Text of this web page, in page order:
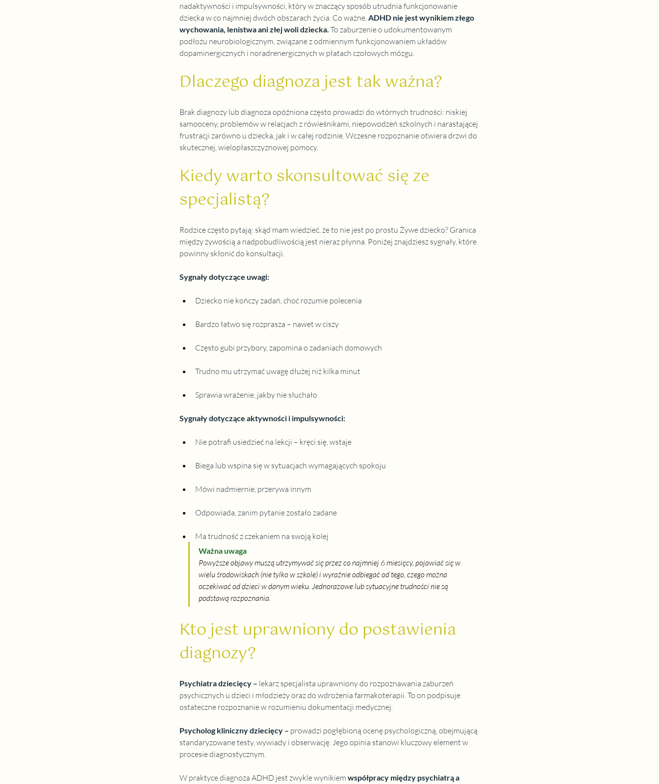
nadaktywności i impulsywności, który w znaczący sposób utrudnia funkcjonowanie
dziecka w co najmniej dwóch obszarach życia. Co ważne,ADHD nie jest wynikiem złego
wychowania, lenistwa ani złej woli dziecka. To zaburzenie o udokumentowanym
podłożu neurobiologicznym, związane z odmiennym funkcjonowaniem układów
dopaminergicznych i noradrenergicznych w płatach czołowych mózgu.
Dlaczego diagnoza jest tak ważna?
Brak diagnozy lub diagnoza opóźniona często prowadzi do wtórnych trudności: niskiej
samooceny, problemów w relacjach z rówieśnikami, niepowodzeń szkolnych i narastającej
frustracji zarówno u dziecka, jak i w całej rodzinie. Wczesne rozpoznanie otwiera drzwi do
skutecznej, wielopłaszczyznowej pomocy.
Kiedy warto skonsultować się ze
specjalistą?
Rodzice często pytają: skąd mam wiedzieć, że to nie jest po prostu Żywe dziecko? Granica
między żywością a nadpobudliwością jest nieraz płynna. Poniżej znajdziesz sygnały, które
powinny skłonić do konsultacji.
Sygnały dotyczące uwagi:
Dziecko nie kończy zadań, choć rozumie polecenia
Bardzo łatwo się rozprasza – nawet w ciszy
Często gubi przybory, zapomina o zadaniach domowych
Trudno mu utrzymać uwagę dłużej niż kilka minut
Sprawia wrażenie, jakby nie słuchało
Sygnały dotyczące aktywności i impulsywności:
Nie potrafi usiedzieć na lekcji – kręci się, wstaje
Biega lub wspina się w sytuacjach wymagających spokoju
Mówi nadmiernie, przerywa innym
Odpowiada, zanim pytanie zostało zadane
Ma trudność z czekaniem na swoją kolej
Ważna uwaga
Powyższe objawy muszą utrzymywać się przez co najmniej 6 miesięcy, pojawiać się w
wielu środowiskach (nie tylko w szkole) i wyraźnie odbiegać od tego, czego można
oczekiwać od dzieci w danym wieku. Jednorazowe lub sytuacyjne trudności nie są
podstawą rozpoznania.
Kto jest uprawniony do postawienia
diagnozy?
Psychiatra dziecięcy – lekarz specjalista uprawniony do rozpoznawania zaburzeń
psychicznych u dzieci i młodzieży oraz do wdrożenia farmakoterapii. To on podpisuje
ostateczne rozpoznanie w rozumieniu dokumentacji medycznej.
Psycholog kliniczny dziecięcy – prowadzi pogłębioną ocenę psychologiczną, obejmującą
standaryzowane testy, wywiady i obserwację. Jego opinia stanowi kluczowy element w
procesie diagnostycznym.
W praktyce diagnoza ADHD jest zwykle wynikiem współpracy między psychiatrą a